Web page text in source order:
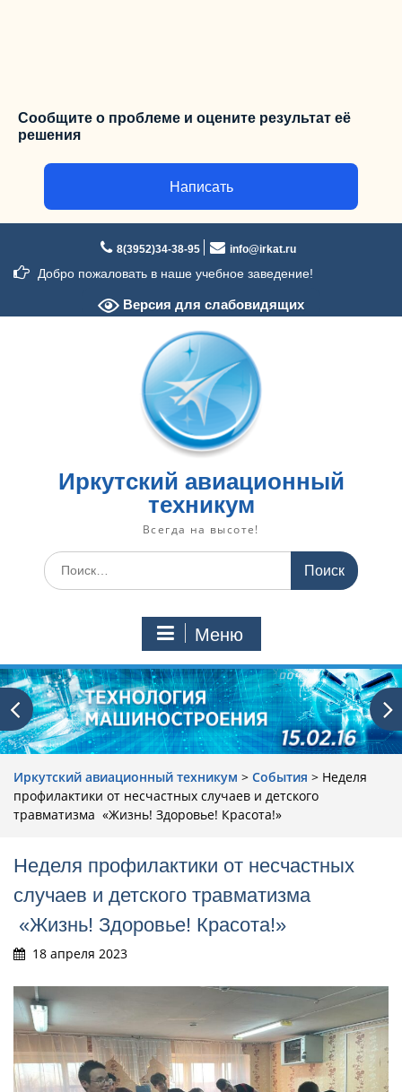
Сообщите о проблеме и оцените результат её
решения
Написать
содержимому
8(3952)34-38-95 info@irkat.ru
Добро пожаловать в наше учебное заведение!
Версия для слабовидящих
Иркутский авиационный
техникум
Всегда на высоте!
Искать:
Меню
Иркутский авиационный техникум > События > Неделя
профилактики от несчастных случаев и детского
травматизма «Жизнь! Здоровье! Красота!»
Неделя профилактики от несчастных
случаев и детского травматизма
«Жизнь! Здоровье! Красота!»
18 апреля 2023